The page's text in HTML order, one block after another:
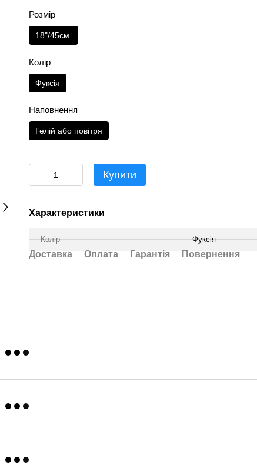
Розмір
18"/45см.
Колір
Фуксія
Наповнення
Гелій або повітря
Купити
Характеристики
Колір Фуксія
Доставка Оплата Гарантія Повернення